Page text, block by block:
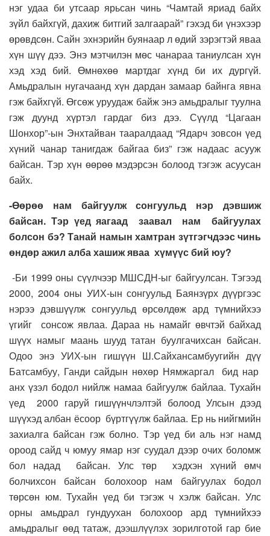
нэг удаа би утсаар ярьсан чинь “Чамтай яриад байх
зүйл байхгүй, дахиж битгий залгаарай” гэхэд би үнэхээр
өрөвдсөн. Сайн эхнэрийн буянаар л өдий зэрэгтэй яваа
хүн шүү дээ. Энэ мэтчилэн мөс чанараа таниулсан хүн
хэд хэд бий. Өмнөхөө мартдаг хүнд би их дургүй.
Амьдралын нугачаанд хүн дардан замаар байнга явна
гэж байхгүй. Өгсөж уруудаж байж энэ амьдралыг туулна
гэж дуунд хүртэл гардаг биз дээ. Сүүлд “Цагаан
Шонхор”-ын Энхтайван тааралдаад “Ядарч зовсон үед
хүний чанар танигдаж байгаа биз” гэж надаас асууж
байсан. Тэр хүн өөрөө мэдэрсэн болоод тэгэж асуусан
байх.
-Өөрөө нам байгуулж сонгуульд нэр дэвшиж
байсан. Тэр үед яагаад заавал нам байгуулах
болсон бэ? Танай намын хамтран зүтгэгчдээс чинь
өндөр ажил алба хашиж яваа хүмүүс бий юу?
-Би 1999 оны сүүлчээр МШСДН-ыг байгуулсан. Тэгээд
2000, 2004 оны УИХ-ын сонгуульд Баянзүрх дүүргээс
нэрээ дэвшүүлж сонгуульд өрсөлдөж ард түмнийхээ
үгийг сонсож явлаа. Дараа нь намайг өвчтэй байхад
шүүх намыг маань шууд татан буулгачихсан байсан.
Одоо энэ УИХ-ын гишүүн Ш.Сайхансамбуугийн дүү
Батсамбуу, Ганди сайдын нөхөр Нямжаргал бид нар
анх үзэл бодол нийлж намаа байгуулж байлаа. Тухайн
үед 2000 гаруй гишүүнчлэлтэй болоод Улсын дээд
шүүхэд албан ёсоор бүртгүүлж байлаа. Ер нь нийгмийн
захиалга байсан гэж болно. Тэр үед би аль нэг намд
ороод сайд ч юмуу ямар нэг суудал дээр очих боломж
бол надад байсан. Улс төр хэдхэн хүний өмч
болчихсон байсан болохоор нам байгуулах бодол
төрсөн юм. Тухайн үед би тэгэж ч хэлж байсан. Улс
орны амьдрал гундуухан болохоор ард түмнийхээ
амьдралыг өөд татаж, дээшлүүлэх зорилготой гар бие